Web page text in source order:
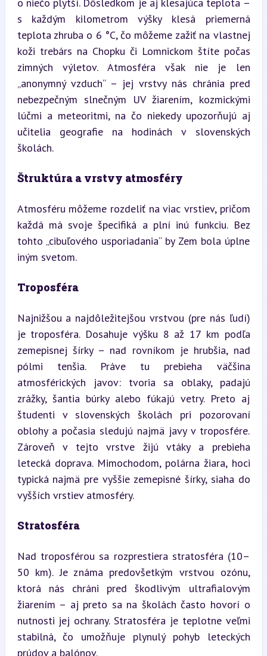
s každým kilometrom výšky klesá priemerná
teplota zhruba o 6 °C, čo môžeme zažiť na vlastnej
koži trebárs na Chopku či Lomnickom štíte počas
zimných výletov. Atmosféra však nie je len
„anonymný vzduch“ – jej vrstvy nás chránia pred
nebezpečným slnečným UV žiarením, kozmickými
lúčmi a meteoritmi, na čo niekedy upozorňujú aj
učitelia geografie na hodinách v slovenských
školách.
Štruktúra a vrstvy atmosféry
Atmosféru môžeme rozdeliť na viac vrstiev, pričom
každá má svoje špecifiká a plní inú funkciu. Bez
tohto „cibuľového usporiadania“ by Zem bola úplne
iným svetom.
Troposféra
Najnižšou a najdôležitejšou vrstvou (pre nás ľudí)
je troposféra. Dosahuje výšku 8 až 17 km podľa
zemepisnej šírky – nad rovníkom je hrubšia, nad
pólmi tenšia. Práve tu prebieha väčšina
atmosférických javov: tvoria sa oblaky, padajú
zrážky, šantia búrky alebo fúkajú vetry. Preto aj
študenti v slovenských školách pri pozorovaní
oblohy a počasia sledujú najmä javy v troposfére.
Zároveň v tejto vrstve žijú vtáky a prebieha
letecká doprava. Mimochodom, polárna žiara, hoci
typická najmä pre vyššie zemepisné šírky, siaha do
vyšších vrstiev atmosféry.
Stratosféra
Nad troposférou sa rozprestiera stratosféra (10–
50 km). Je známa predovšetkým vrstvou ozónu,
ktorá nás chráni pred škodlivým ultrafialovým
žiarením – aj preto sa na školách často hovorí o
nutnosti jej ochrany. Stratosféra je teplotne veľmi
stabilná, čo umožňuje plynulý pohyb leteckých
prúdov a balónov.